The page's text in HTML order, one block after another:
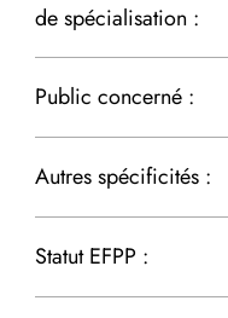
de spécialisation :
Public concerné :
Autres spécificités :
Statut EFPP :